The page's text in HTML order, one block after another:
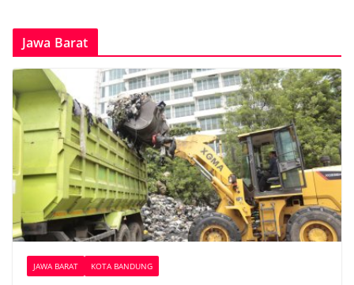
Jawa Barat
JAWA BARAT KOTA BANDUNG